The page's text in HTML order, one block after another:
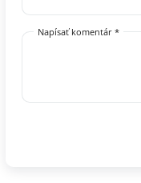
Napísať komentár *